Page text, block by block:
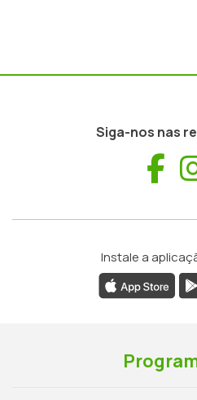
Siga-nos nas
Instale a